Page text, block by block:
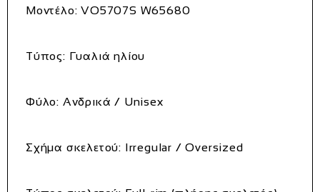
Μοντέλο: VO5707S W65680
Τύπος: Γυαλιά ηλίου
Φύλο: Ανδρικά / Unisex
Σχήμα σκελετού: Irregular / Oversized